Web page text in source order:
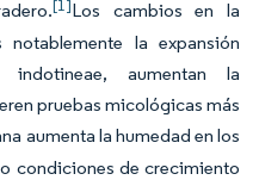
[1]Los cambios en la
la expansión
indotineae, aumentan la
pruebas micológicas más
aumenta la humedad en los
condiciones de crecimiento